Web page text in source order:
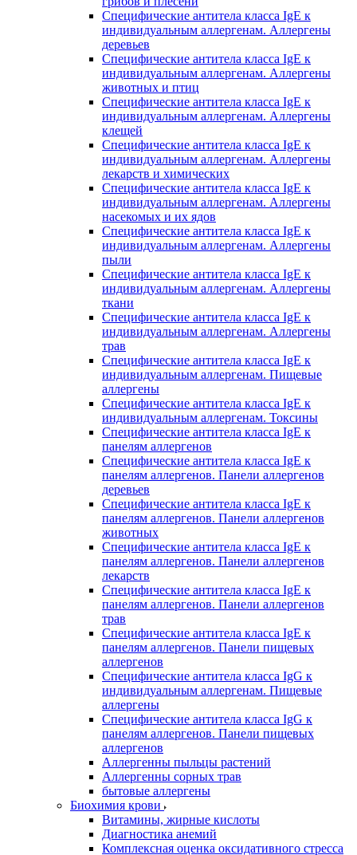
Специфические антитела класса IgE к
индивидуальным аллергенам. Аллергены
деревьев
Специфические антитела класса IgE к
индивидуальным аллергенам. Аллергены
животных и птиц
Специфические антитела класса IgE к
индивидуальным аллергенам. Аллергены
клещей
Специфические антитела класса IgE к
индивидуальным аллергенам. Аллергены
лекарств и химических
Специфические антитела класса IgE к
индивидуальным аллергенам. Аллергены
насекомых и их ядов
Специфические антитела класса IgE к
индивидуальным аллергенам. Аллергены
пыли
Специфические антитела класса IgE к
индивидуальным аллергенам. Аллергены
ткани
Специфические антитела класса IgE к
индивидуальным аллергенам. Аллергены
трав
Специфические антитела класса IgE к
индивидуальным аллергенам. Пищевые
аллергены
Специфические антитела класса IgE к
индивидуальным аллергенам. Токсины
Специфические антитела класса IgE к
панелям аллергенов
Специфические антитела класса IgE к
панелям аллергенов. Панели аллергенов
деревьев
Специфические антитела класса IgE к
панелям аллергенов. Панели аллергенов
животных
Специфические антитела класса IgE к
панелям аллергенов. Панели аллергенов
лекарств
Специфические антитела класса IgE к
панелям аллергенов. Панели аллергенов
трав
Специфические антитела класса IgE к
панелям аллергенов. Панели пищевых
аллергенов
Специфические антитела класса IgG к
индивидуальным аллергенам. Пищевые
аллергены
Специфические антитела класса IgG к
панелям аллергенов. Панели пищевых
аллергенов
Аллергенны пыльцы растений
Аллергенны сорных трав
бытовые аллергены
Биохимия крови
Витамины, жирные кислоты
Диагностика анемий
Комплексная оценка оксидативного стресса